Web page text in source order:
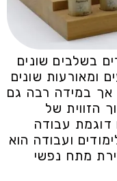
בשלבים שונים
ומאורעות שונים
אך במידה רבה גם
הזווית של
דוגמת עבודה
ועבודה הוא
מתח נפשי